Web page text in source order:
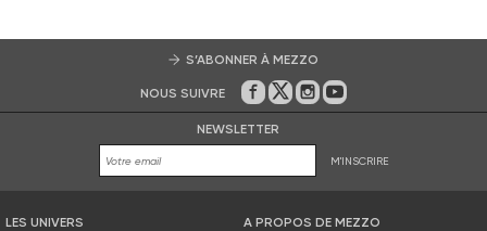
S’ABONNER À MEZZO
NOUS SUIVRE Sur Facebook
Sur Twitter
Sur Instagram
Sur Youtube
NEWSLETTER
M'INSCRIRE
LES UNIVERS
A PROPOS DE MEZZO